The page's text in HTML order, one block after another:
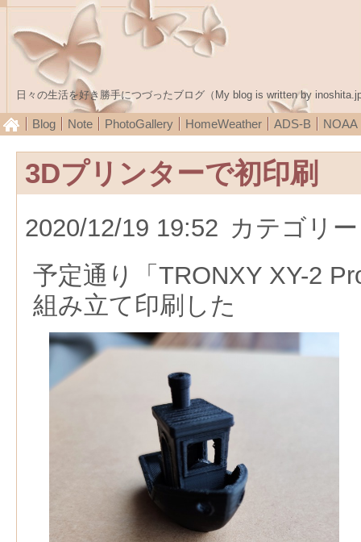
日々の生活を好き勝手につづったブログ（My blog is written by
Blog Note PhotoGallery HomeWeather ADS-B NOAA
3Dプリンターで初印刷
2020/12/19 19:52 カテゴリ
予定通り「TRONXY XY-2
組み立て印刷した